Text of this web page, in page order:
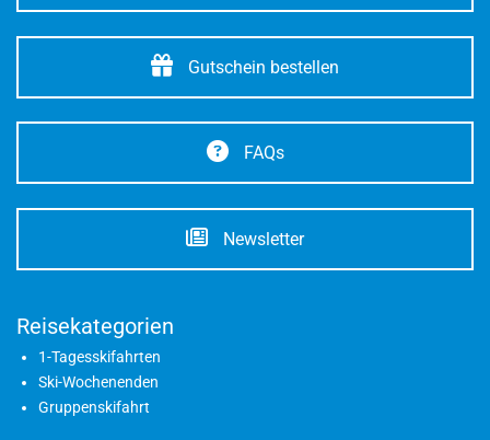
Gutschein bestellen
FAQs
Newsletter
Reisekategorien
1-Tagesskifahrten
Ski-Wochenenden
Gruppenskifahrt